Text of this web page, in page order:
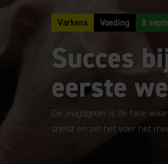
Varkens Voeding 8
Succes
eerste
De jeugdgroei is dé fase
snelst en zet het voer het